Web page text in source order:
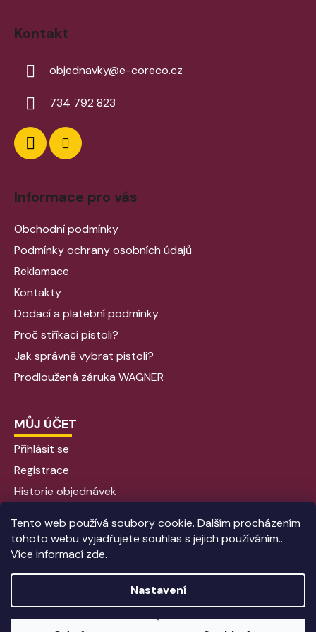
Tento web používá soubory cookie. Dalším procházením
tohoto webu vyjadřujete souhlas s jejich používáním..
Více informací zde.
Nastavení
Kontakt
objednavky@e-coreco.cz
734 792 823
Informace pro vás
Obchodní podmínky
Podmínky ochrany osobních údajů
Reklamace
Kontakty
Dodací a platební podmínky
Proč stříkací pistoli?
Jak správně vybrat pistoli?
Prodloužená záruka WAGNER
MŮJ ÚČET
Přihlásit se
Registrace
Historie objednávek